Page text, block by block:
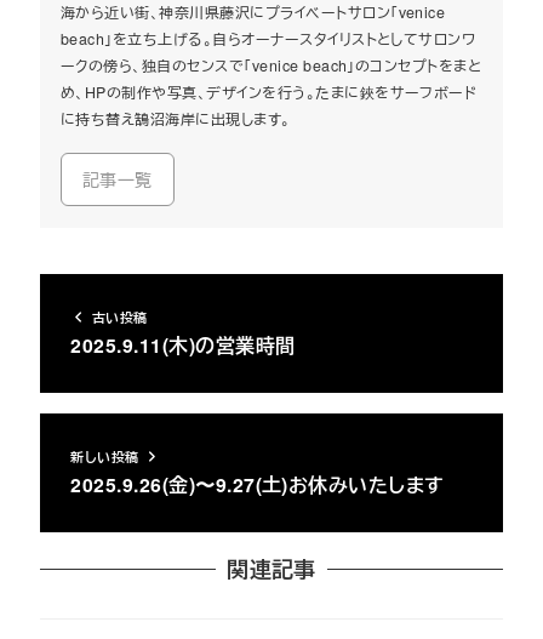
海から近い街、神奈川県藤沢にプライベートサロン「venice
beach」を立ち上げる。自らオーナースタイリストとしてサロンワ
ークの傍ら、独自のセンスで「venice beach」のコンセプトをまと
め、HPの制作や写真、デザインを行う。たまに鋏をサーフボード
に持ち替え鵠沼海岸に出現します。
記事一覧
古い投稿
2025.9.11(木)の営業時間
新しい投稿
2025.9.26(金)〜9.27(土)お休みいたします
関連記事